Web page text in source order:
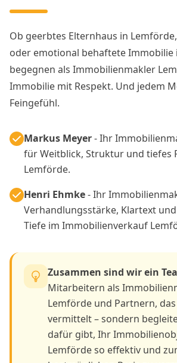
Ob geerbtes Elternhaus in
oder emotional behaftete Immobilie
begegnen als Immobilienmakler
Immobilie mit Respekt. Und jedem
Feingefühl.
Markus Meyer- Ihr
für Weitblick, Struktur und tiefes
Lemförde.
Henri Ehmke- Ihr
Verhandlungsstärke, Klartext
Tiefe im Immobilienverkauf
Zusammen sind wir ein
Mitarbeitern als
Lemförde und Partnern,
vermittelt – sondern
dafür gibt, Ihr
Lemförde so effektiv und